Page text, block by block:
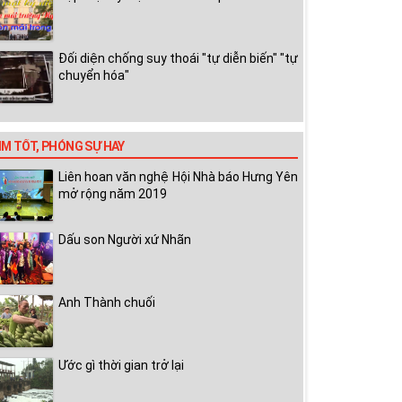
Đối diện chống suy thoái "tự diễn biến" "tự
chuyển hóa"
TỐT, PHÓNG SỰ HAY
Liên hoan văn nghệ Hội Nhà báo Hưng Yên
mở rộng năm 2019
Dấu son Người xứ Nhãn
Anh Thành chuối
Ước gì thời gian trở lại